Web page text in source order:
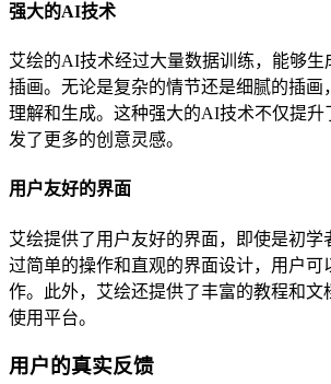
强大的AI技术
艾绘的AI技术经过大量数据训练，能够生
插画。无论是复杂的情节还是细腻的插画
理解和生成。这种强大的AI技术不仅提升
发了更多的创意灵感。
用户友好的界面
艾绘提供了用户友好的界面，即使是初学
过简单的操作和直观的界面设计，用户可
作。此外，艾绘还提供了丰富的教程和文
使用平台。
用户的真实反馈